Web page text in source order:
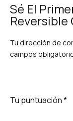
Sé El
Reversible
Tu dirección de
campos
Tu puntuación*